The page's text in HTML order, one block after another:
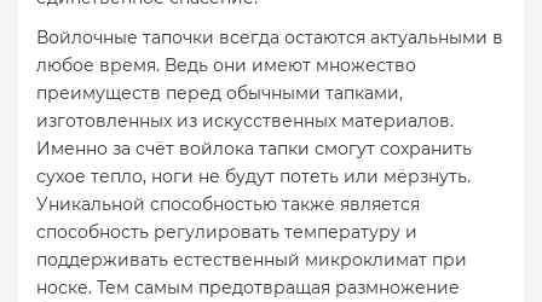
Войлочные тапочки всегда остаются актуальными в
любое время. Ведь они имеют множество
преимуществ перед обычными тапками,
изготовленных из искусственных материалов.
Именно за счёт войлока тапки смогут сохранить
сухое тепло, ноги не будут потеть или мёрзнуть.
Уникальной способностью также является
способность регулировать температуру и
поддерживать естественный микроклимат при
носке. Тем самым предотвращая размножение